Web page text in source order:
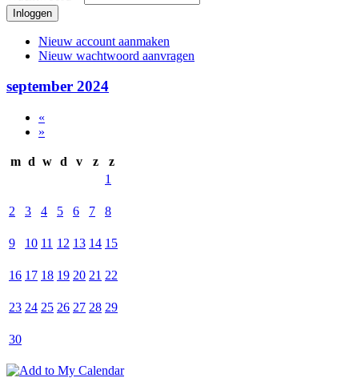
Nieuw account aanmaken
Nieuw wachtwoord aanvragen
september 2024
«
»
m d w d v z
z
1
2 3 4 5 6 7 8
9 10 11 12 13 14 15
16 17 18 19 20 21 22
23 24 25 26 27 28 29
30